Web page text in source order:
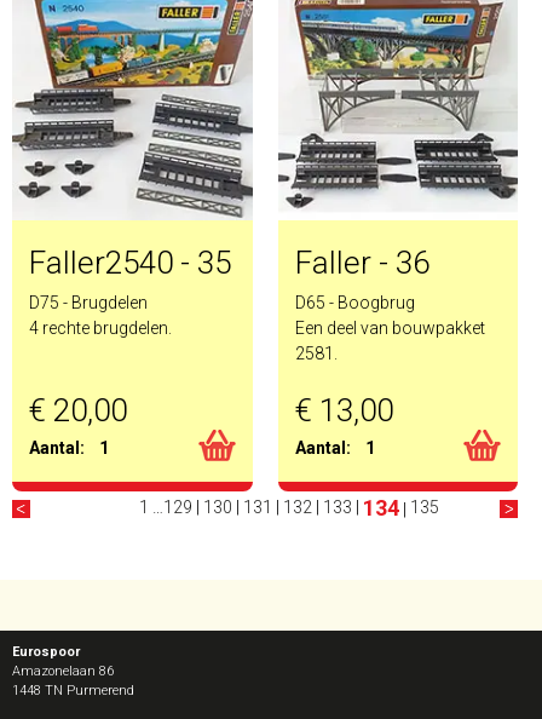
Faller2540 - 35
D75 - Brugdelen
4 rechte brugdelen.
€ 20,00
Aantal: 1
Faller - 36
D65 - Boogbrug
Een deel van bouwpakket
2581.
€ 13,00
Aantal: 1
1 129 130 131 132 133 134| 135
Eurospoor
Amazonelaan 86
1448 TN Purmerend